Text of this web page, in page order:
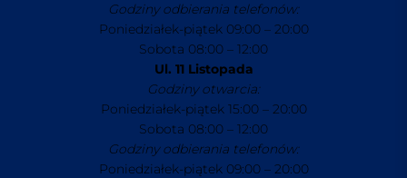
Godziny odbierania telefonów:
Poniedziałek-piątek 09:00 – 20:00
Sobota 08:00 – 12:00
Ul. 11 Listopada
Godziny otwarcia:
Poniedziałek-piątek 15:00 – 20:00
Sobota 08:00 – 12:00
Godziny odbierania telefonów:
Poniedziałek-piątek 09:00 – 20:00